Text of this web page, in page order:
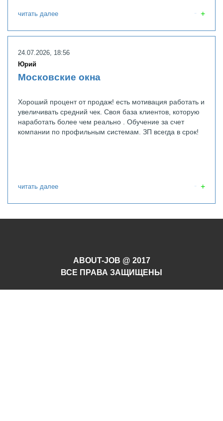
читать далее
24.07.2026, 18:56
Юрий
Московские окна
Хороший процент от продаж! есть мотивация работать и
увеличивать средний чек. Своя база клиентов, которую
наработать более чем реально . Обучение за счет
компании по профильным системам. ЗП всегда в срок!
читать далее
ABOUT-JOB @ 2017
ВСЕ ПРАВА ЗАЩИЩЕНЫ